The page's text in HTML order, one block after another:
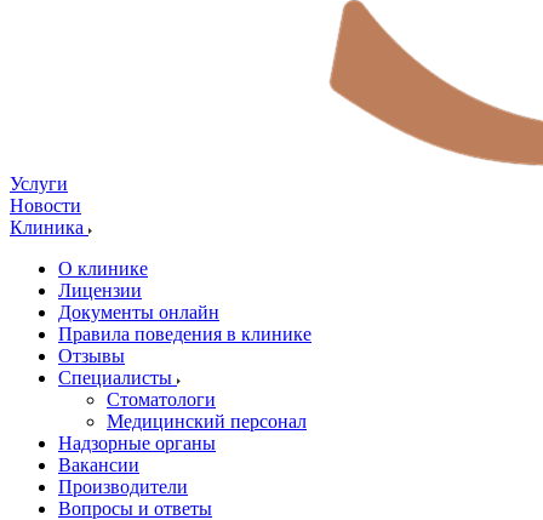
Услуги
Новости
Клиника
О клинике
Лицензии
Документы онлайн
Правила поведения в клинике
Отзывы
Специалисты
Стоматологи
Медицинский персонал
Надзорные органы
Вакансии
Производители
Вопросы и ответы